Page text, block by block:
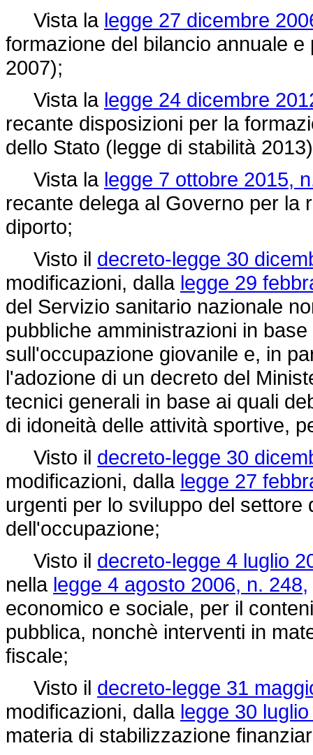
Vista la legge 27 dicembre
formazione del bilancio annuale
2007);
Vista la legge 24 dicembre
recante disposizioni per la
dello Stato (legge di stabilità
Vista la legge 7 ottobre 2015,
recante delega al Governo per la
diporto;
Visto il decreto-legge 30
modificazioni, dalla legge 29
del Servizio sanitario nazionale
pubbliche amministrazioni in
sull'occupazione giovanile e, in
l'adozione di un decreto del
tecnici generali in base ai quali
di idoneità delle attività sportive,
Visto il decreto-legge 30
modificazioni, dalla legge 27
urgenti per lo sviluppo del settore
dell'occupazione;
Visto il decreto-legge 4 luglio
nella legge 4 agosto 2006, n. 248,
economico e sociale, per il
pubblica, nonchè interventi in
fiscale;
Visto il decreto-legge 31
modificazioni, dalla legge 30
materia di stabilizzazione